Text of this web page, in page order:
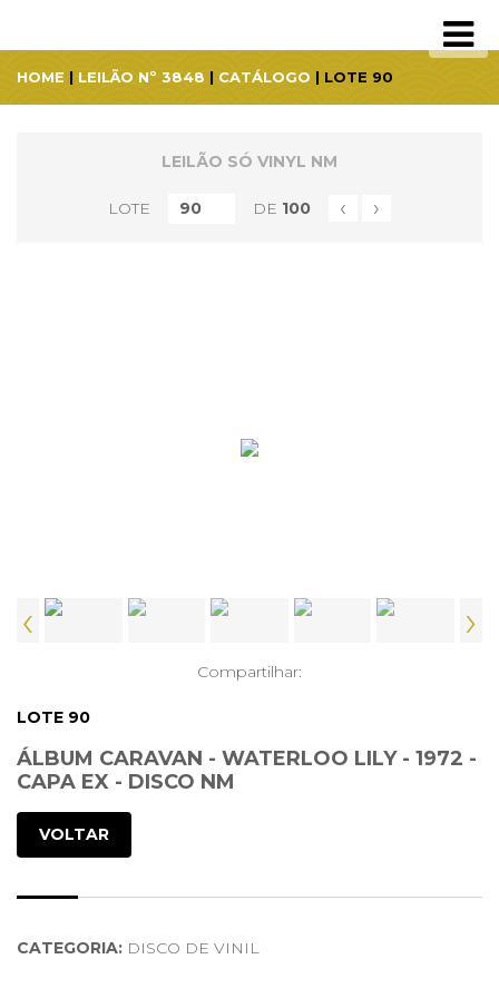
HOME | LEILÃO Nº 3848 | CATÁLOGO | LOTE 90
LEILÃO SÓ VINYL NM
LOTE DE 100 ‹ ›
‹ ›
Compartilhar:
LOTE 90
ÁLBUM CARAVAN - WATERLOO LILY - 1972 -
CAPA EX - DISCO NM
VOLTAR
CATEGORIA: DISCO DE VINIL